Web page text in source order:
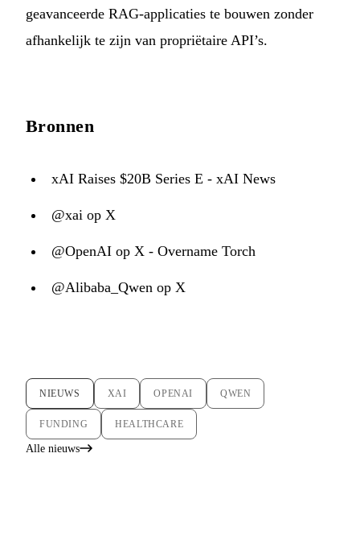
geavanceerde RAG-applicaties te bouwen zonder
afhankelijk te zijn van propriëtaire API’s.
Bronnen
xAI Raises $20B Series E - xAI News
@xai op X
@OpenAI op X - Overname Torch
@Alibaba_Qwen op X
NIEUWS XAI OPENAI QWEN
FUNDING HEALTHCARE
Alle nieuws